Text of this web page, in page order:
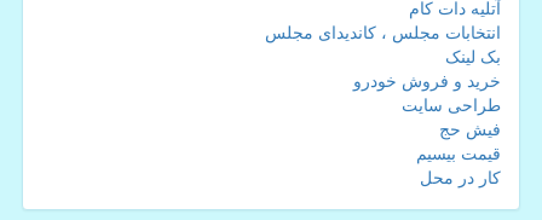
آتلیه دات کام
انتخابات مجلس ، کاندیدای مجلس
بک لینک
خرید و فروش خودرو
طراحی سایت
فیش حج
قیمت بیسیم
کار در محل